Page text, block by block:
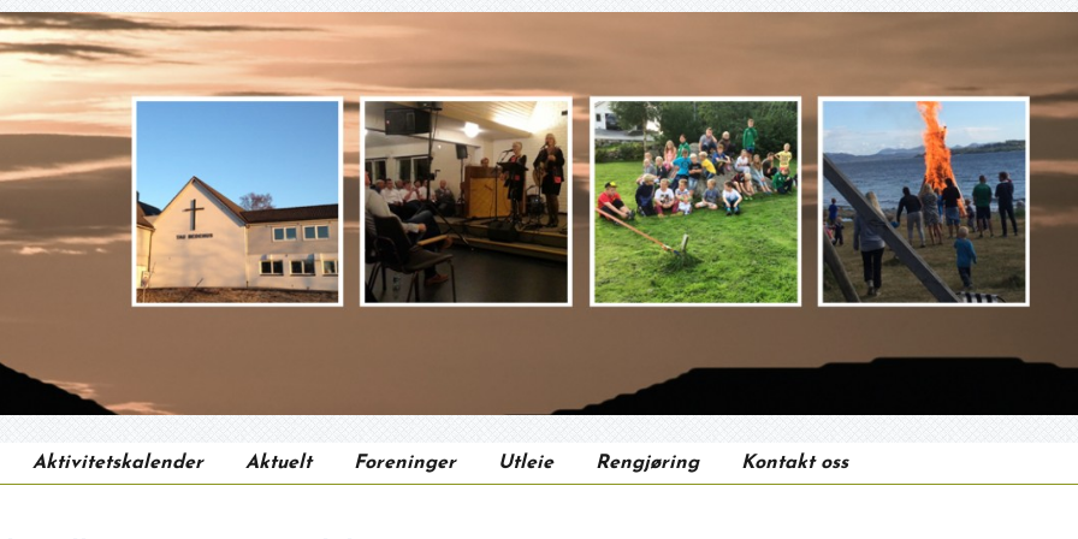
Aktivitetskalender Aktuelt Foreninger Utleie Rengjøring Kontakt oss